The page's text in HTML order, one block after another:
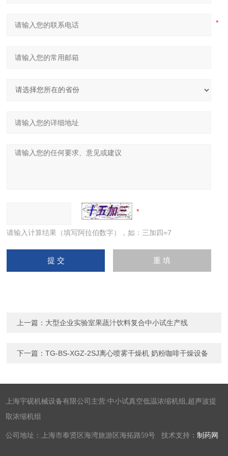
请输入计算结果（填写阿拉伯数字），如：三加四=7
上一篇： 大型企业实验室果蔬汁饮料复合中小试生产线
下一篇：TG-BS-XGZ-2SJ离心喷雾干燥机 奶粉咖啡干燥设备
上海宇砚机械设备有限公司主营:中小试真空低温浓缩机组,超声波提
取浓缩机组
公司地址：上海市奉贤区海湾旅游区海拓路59号 技术支持：制药网